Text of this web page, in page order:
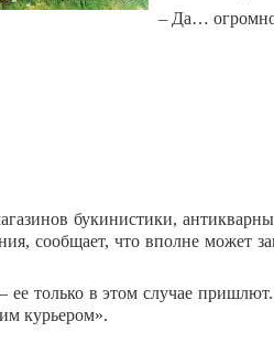
– Да…
букинистики,
сообщает, что вполне может
ее только в этом случае
курьером».